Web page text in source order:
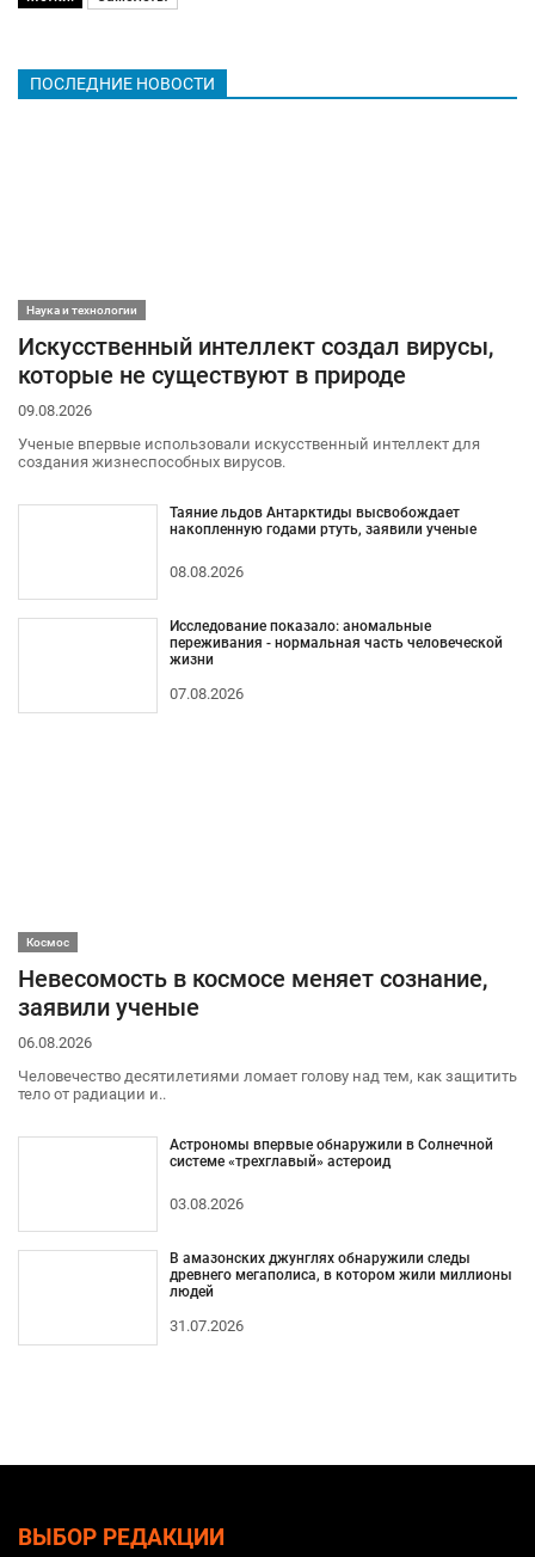
ПОСЛЕДНИЕ НОВОСТИ
Наука и технологии
Искусственный интеллект создал вирусы,
которые не существуют в природе
09.08.2026
Ученые впервые использовали искусственный интеллект для
создания жизнеспособных вирусов.
Таяние льдов Антарктиды высвобождает
накопленную годами ртуть, заявили ученые
08.08.2026
Исследование показало: аномальные
переживания - нормальная часть человеческой
жизни
07.08.2026
Космос
Невесомость в космосе меняет сознание,
заявили ученые
06.08.2026
Человечество десятилетиями ломает голову над тем, как защитить
тело от радиации и..
Астрономы впервые обнаружили в Солнечной
системе «трехглавый» астероид
03.08.2026
В амазонских джунглях обнаружили следы
древнего мегаполиса, в котором жили миллионы
людей
31.07.2026
ВЫБОР РЕДАКЦИИ